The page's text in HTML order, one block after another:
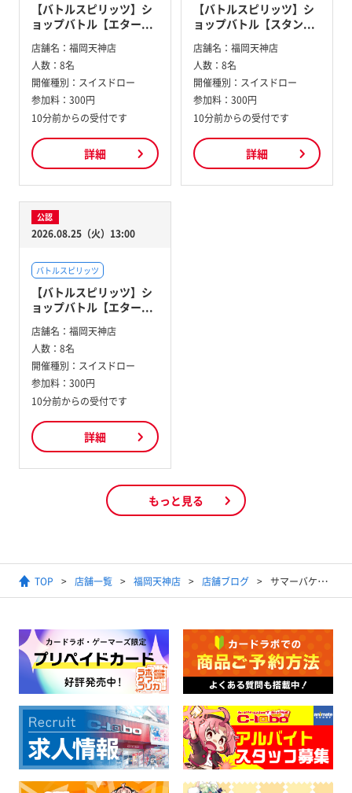
【バトルスピリッツ】シ
ョップバトル【エター...
店舗名： 福岡天神店
人数： 8名
開催種別： スイスドロー
参加料： 300円
10分前からの受付です
詳細
【バトルスピリッツ】シ
ョップバトル【スタン...
店舗名： 福岡天神店
人数： 8名
開催種別： スイスドロー
参加料： 300円
10分前からの受付です
詳細
公認
2026.08.25（火）13:00
バトルスピリッツ
【バトルスピリッツ】シ
ョップバトル【エター...
店舗名： 福岡天神店
人数： 8名
開催種別： スイスドロー
参加料： 300円
10分前からの受付です
詳細
もっと見る
TOP 店舗一覧 福岡天神店 店舗ブログ サマーバケーション!!